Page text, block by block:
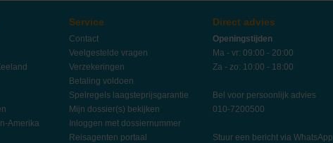
Amerika
Service
Contact
Veelgestelde vragen
Verzekeringen
Betaling voldoen
Spelregels laagsteprijsgarantie
Mijn dossier(s) bekijken
Inloggen met dossiernummer
Reisagenten portaal
Direct advies
Openingstijden
Ma - vr: 09:00 - 20:00
Za - zo: 10:00 - 18:00
Bel voor persoonlijk advies
010-7200500
Stuur een bericht via WhatsApp